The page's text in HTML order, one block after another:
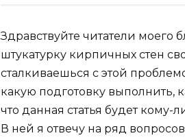
Здравствуйте читатели моего
штукатурку кирпичных стен
сталкиваешься с этой
какую подготовку выполнить,
что данная статья будет
В ней я отвечу на ряд